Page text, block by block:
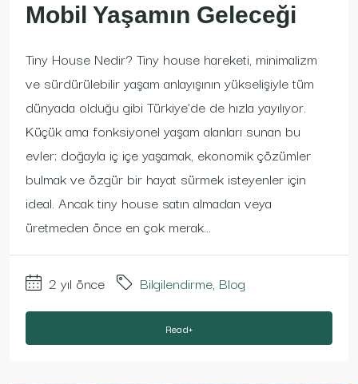
Mobil Yaşamın Geleceği
Tiny House Nedir? Tiny house hareketi, minimalizm
ve sürdürülebilir yaşam anlayışının yükselişiyle tüm
dünyada olduğu gibi Türkiye’de de hızla yayılıyor.
Küçük ama fonksiyonel yaşam alanları sunan bu
evler; doğayla iç içe yaşamak, ekonomik çözümler
bulmak ve özgür bir hayat sürmek isteyenler için
ideal. Ancak tiny house satın almadan veya
üretmeden önce en çok merak...
2 yıl önce Bilgilendirme, Blog
Read+